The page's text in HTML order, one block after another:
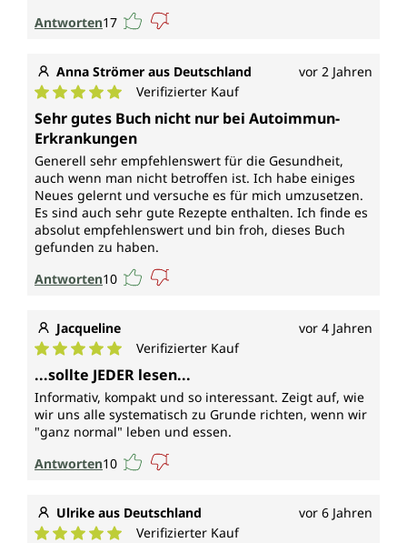
Antworten17
Anna Strömer aus Deutschland vor 2 Jahren
Durchschnittliche Bewertung von 5 von 5 Sternen
Verifizierter Kauf
Sehr gutes Buch nicht nur bei Autoimmun-
Erkrankungen
Generell sehr empfehlenswert für die Gesundheit,
auch wenn man nicht betroffen ist. Ich habe einiges
Neues gelernt und versuche es für mich umzusetzen.
Es sind auch sehr gute Rezepte enthalten. Ich finde es
absolut empfehlenswert und bin froh, dieses Buch
gefunden zu haben.
Antworten10
Jacqueline vor 4 Jahren
Durchschnittliche Bewertung von 5 von 5 Sternen
Verifizierter Kauf
...sollte JEDER lesen...
Informativ, kompakt und so interessant. Zeigt auf, wie
wir uns alle systematisch zu Grunde richten, wenn wir
"ganz normal" leben und essen.
Antworten10
Ulrike aus Deutschland vor 6 Jahren
Verifizierter Kauf